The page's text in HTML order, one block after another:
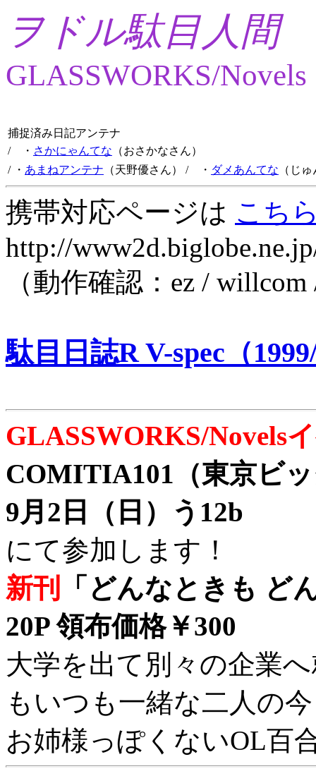
ヲドル駄目人間
GLASSWORKS/Novels
捕捉済み日記アンテナ
/ ・ さかにゃんてな （おさかなさん）
/ ・ あまねアンテナ （天野優さん） / ・ ダメあんてな （じ
携帯対応ページは こち
http://
（動作確認：ez /
駄目日誌R V-spec（
GLASSWORKS/Novels
COMITIA101（東京ビ
9月2日（日）う12b
にて参加します！
新刊
「どんなときも ど
20P 領布価格￥300
大学を出て別々の企業
もいつも一緒な二人の
お姉様っぽくないOL百